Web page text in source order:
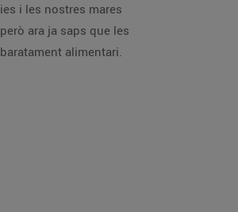
i les nostres mares
ara ja saps que les
alimentari.